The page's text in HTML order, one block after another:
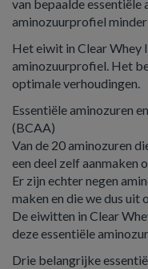
van bepaalde essentiële
aminozuurprofiel
Het eiwit in Clear Whey
aminozuurprofiel. Het
optimale verhoudingen.
Essentiële aminozuren
(BCAA)
Van de 20 aminozuren
een deel zelf aanmaken
Er zijn echter negen
maken en die we dus uit
De eiwitten in Clear
deze essentiële
Drie belangrijke